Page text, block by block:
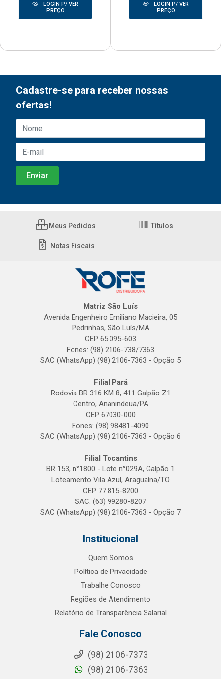
LOGIN P/ VER
PREÇO
LOGIN P/ VER
PREÇO
Cadastre-se para receber nossas
ofertas!
Meus Pedidos Títulos
Notas Fiscais
Matriz São Luís
Avenida Engenheiro Emiliano Macieira, 05
Pedrinhas, São Luís/MA
CEP 65.095-603
Fones: (98) 2106-738/7363
SAC (WhatsApp) (98) 2106-7363 - Opção 5
Filial Pará
Rodovia BR 316 KM 8, 411 Galpão Z1
Centro, Ananindeua/PA
CEP 67030-000
Fones: (98) 98481-4090
SAC (WhatsApp) (98) 2106-7363 - Opção 6
Filial Tocantins
BR 153, n°1800 - Lote n°029A, Galpão 1
Loteamento Vila Azul, Araguaína/TO
CEP 77.815-8200
SAC: (63) 99280-8207
SAC (WhatsApp) (98) 2106-7363 - Opção 7
Institucional
Quem Somos
Política de Privacidade
Trabalhe Conosco
Regiões de Atendimento
Relatório de Transparência Salarial
Fale Conosco
(98) 2106-7373
(98) 2106-7363